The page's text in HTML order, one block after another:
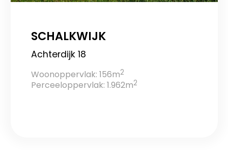
SCHALKWIJK
Achterdijk 18
Woonoppervlak: 156m2
Perceeloppervlak: 1.962m2